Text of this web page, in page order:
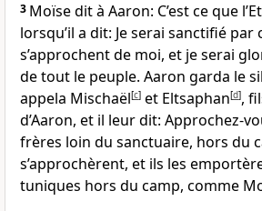
3 Moïse dit à Aaron: C’est ce que
lorsqu’il a dit: Je serai sanctifié par
s’approchent de moi, et je serai
de tout le peuple. Aaron garda le
appela Mischaël[c] et Eltsaphan[d],
d’Aaron, et il leur dit: Approchez-
frères loin du sanctuaire, hors du
s’approchèrent, et ils les
tuniques hors du camp, comme